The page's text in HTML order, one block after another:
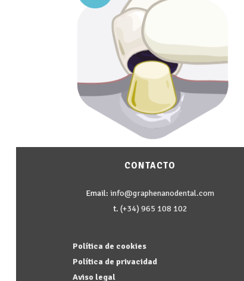
CONTACTO
Email: info@graphenanodental.com
t. (+34) 965 108 102
Política de cookies
Política de privacidad
Aviso legal